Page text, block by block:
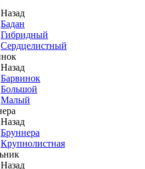
Назад
Бадан
Гибридный
Сердцелистный
Назад
Барвинок
Большой
Малый
Назад
Бруннера
Крупнолистная
Назад